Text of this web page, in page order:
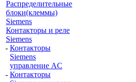
Распределительные
блоки(клеммы)
Siemens
Контакторы и реле
Siemens
- Контакторы
Siemens
управление AC
- Контакторы